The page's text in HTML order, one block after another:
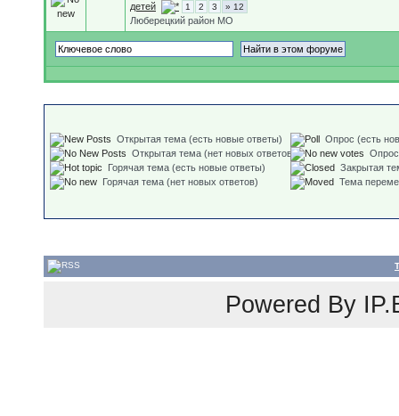
детей
1 2 3 » 12
Люберецкий район МО
Открытая тема (есть новые ответы)
Открытая тема (нет новых ответов)
Горячая тема (есть новые ответы)
Горячая тема (нет новых ответов)
Опрос (есть
Опрос
Закрытая
Тема
Powered By